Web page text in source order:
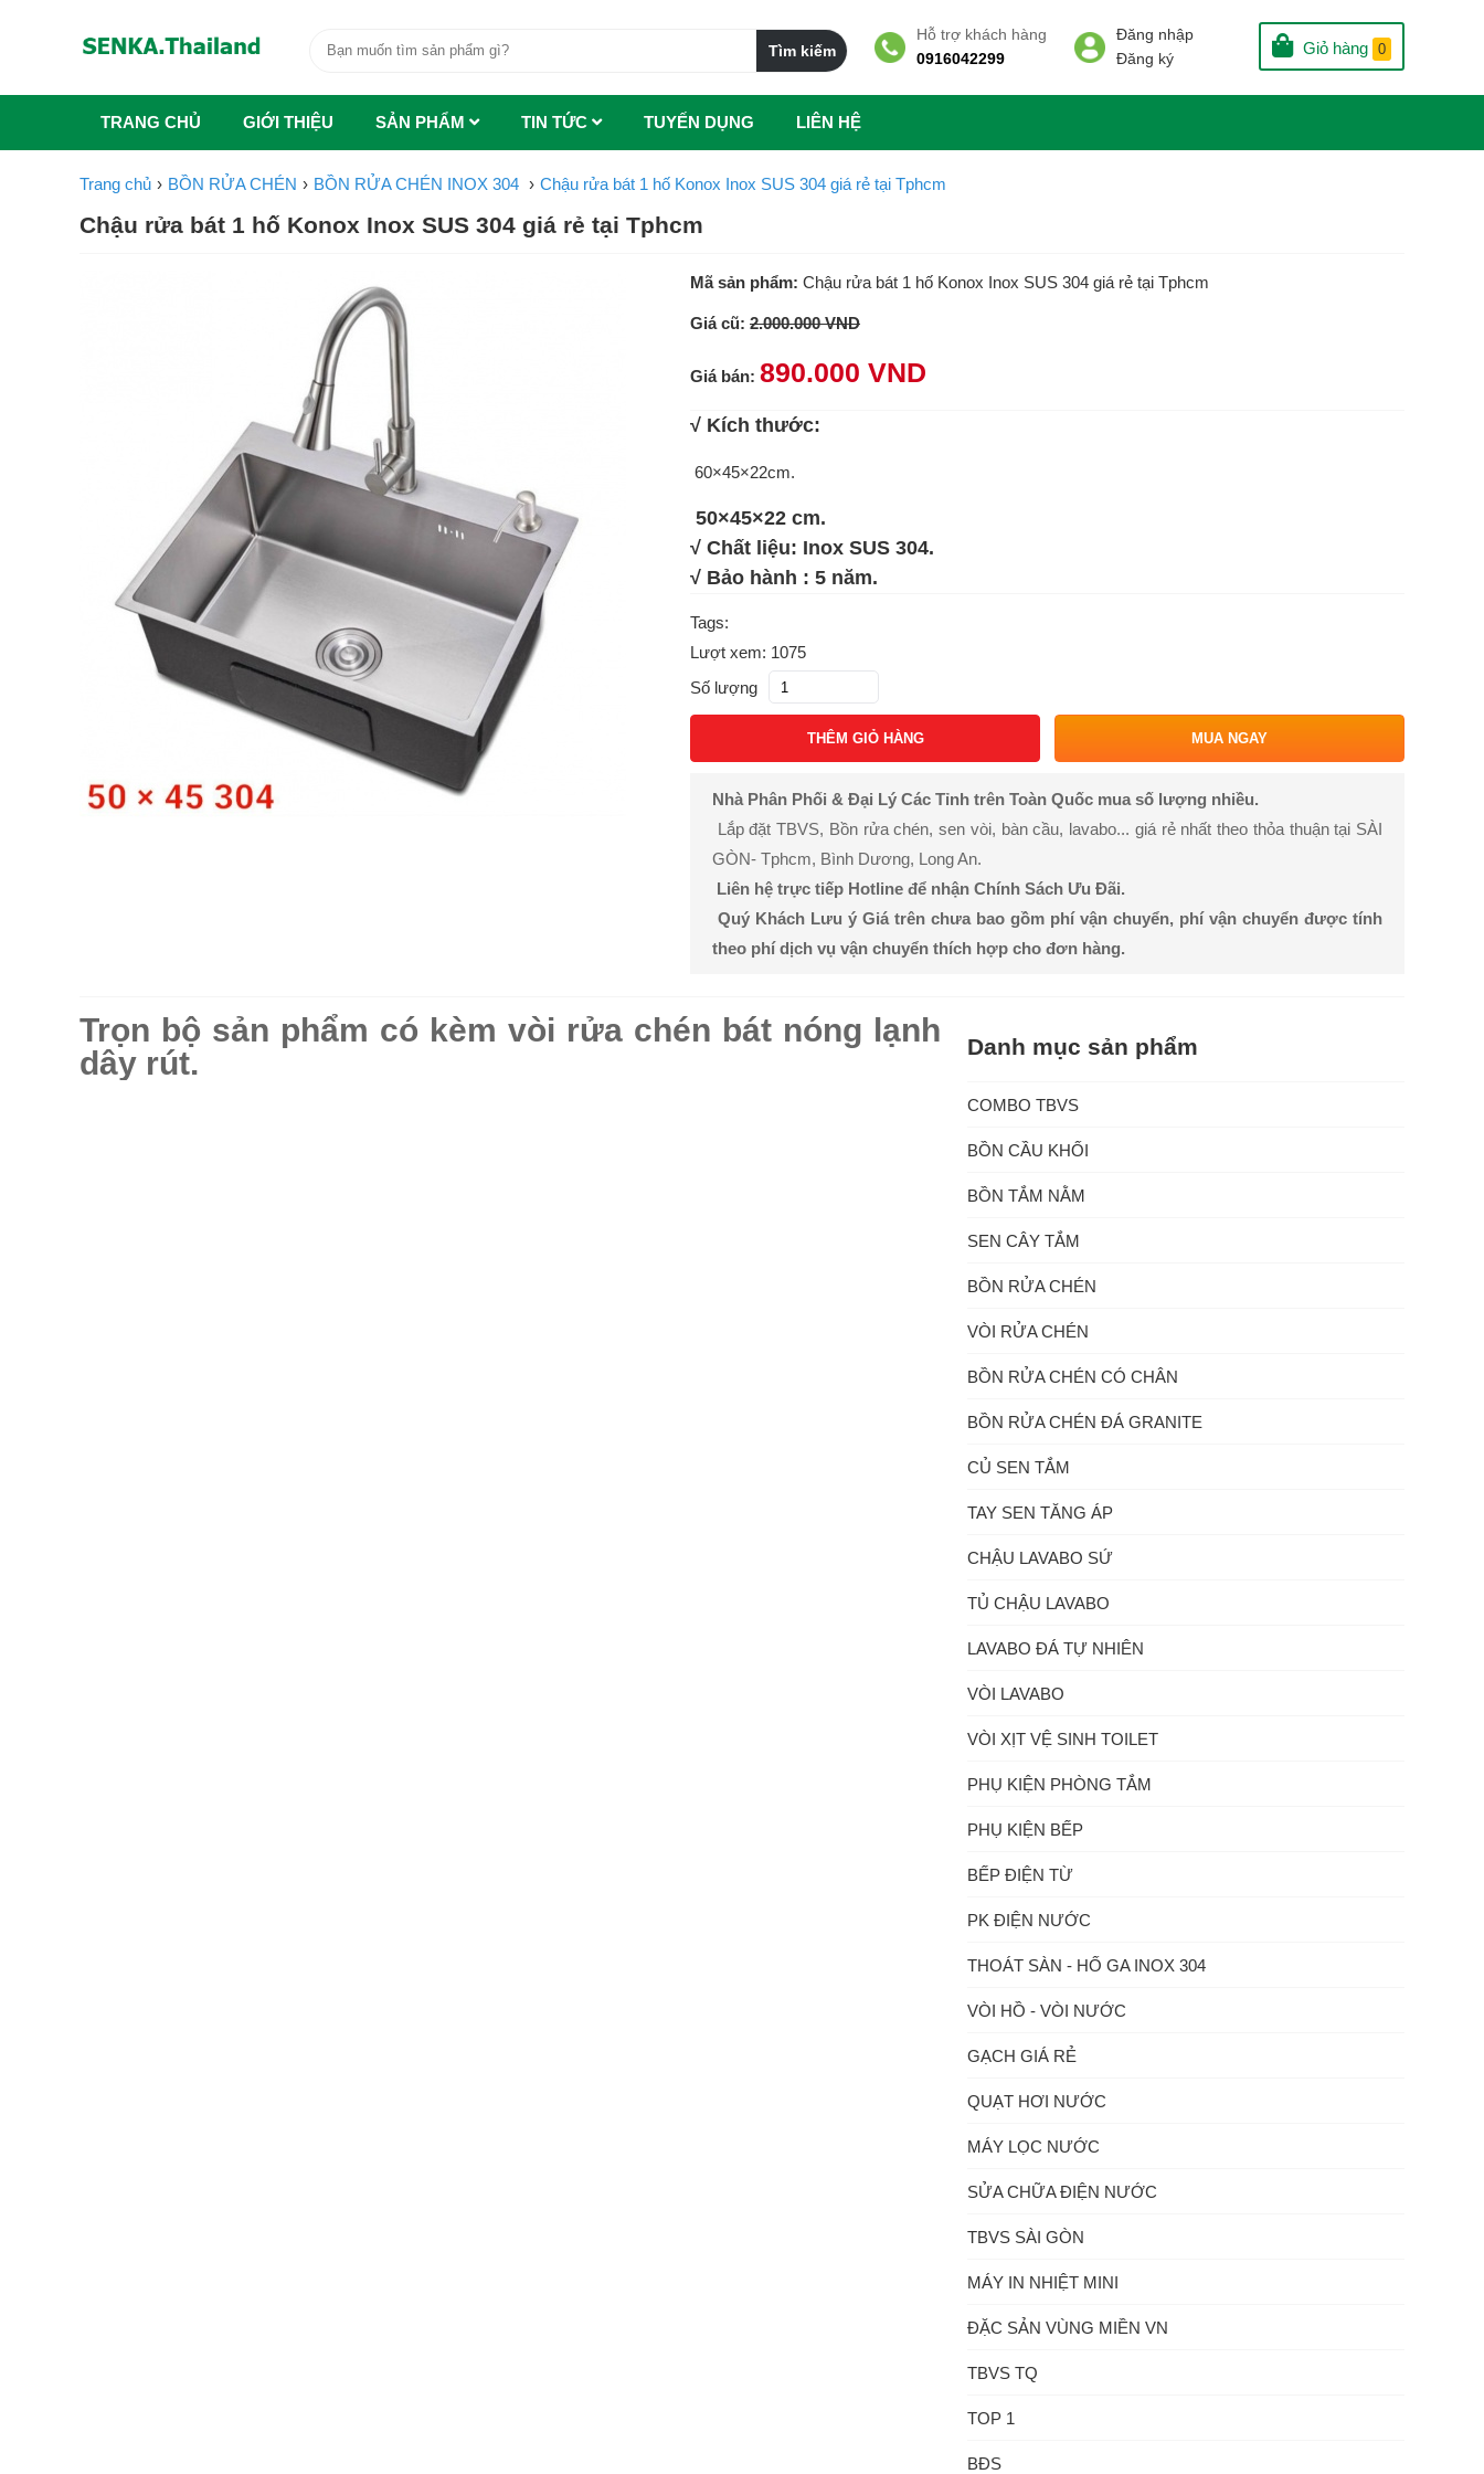
Giỏ hàng 0
Đăng nhập
Đăng ký
Hỗ trợ khách hàng
0916042299
TRANG CHỦ GIỚI THIỆU SẢN PHẨM TIN TỨC TUYẾN DỤNG LIÊN HỆ
Trang chủ BỒN RỬA CHÉN BỒN RỬA CHÉN INOX 304 Chậu rửa bát 1 hố Konox Inox SUS 304 giá rẻ tại Tphcm
Chậu rửa bát 1 hố Konox Inox SUS 304 giá rẻ tại Tphcm
Mã sản phẩm: Chậu rửa bát 1 hố Konox Inox SUS 304 giá rẻ tại Tphcm
Giá cũ: 2.000.000 VND
Giá bán: 890.000 VND
√ Kích thước:
60×45×22cm.
50×45×22 cm.
√ Chất liệu: Inox SUS 304.
√ Bảo hành : 5 năm.
Tags:
Lượt xem: 1075
Số lượng
THÊM GIỎ HÀNG MUA NGAY
Nhà Phân Phối & Đại Lý Các Tỉnh trên Toàn Quốc mua số lượng nhiều.
Lắp đặt TBVS, Bồn rửa chén, sen vòi, bàn cầu, lavabo... giá rẻ nhất theo thỏa thuận tại SÀI
GÒN- Tphcm, Bình Dương, Long An.
Liên hệ trực tiếp Hotline để nhận Chính Sách Ưu Đãi.
Quý Khách Lưu ý Giá trên chưa bao gồm phí vận chuyển, phí vận chuyển được tính
theo phí dịch vụ vận chuyển thích hợp cho đơn hàng.
Trọn bộ sản phẩm có kèm vòi rửa chén bát nóng lạnh
dây rút.
Danh mục sản phẩm
COMBO TBVS
BỒN CẦU KHỐI
BỒN TẮM NẰM
SEN CÂY TẮM
BỒN RỬA CHÉN
VÒI RỬA CHÉN
BỒN RỬA CHÉN CÓ CHÂN
BỒN RỬA CHÉN ĐÁ GRANITE
CỦ SEN TẮM
TAY SEN TĂNG ÁP
CHẬU LAVABO SỨ
TỦ CHẬU LAVABO
LAVABO ĐÁ TỰ NHIÊN
VÒI LAVABO
VÒI XỊT VỆ SINH TOILET
PHỤ KIỆN PHÒNG TẮM
PHỤ KIỆN BẾP
BẾP ĐIỆN TỪ
PK ĐIỆN NƯỚC
THOÁT SÀN - HỐ GA INOX 304
VÒI HỒ - VÒI NƯỚC
GẠCH GIÁ RẺ
QUẠT HƠI NƯỚC
MÁY LỌC NƯỚC
SỬA CHỮA ĐIỆN NƯỚC
TBVS SÀI GÒN
MÁY IN NHIỆT MINI
ĐẶC SẢN VÙNG MIỀN VN
TBVS TQ
TOP 1
BĐS